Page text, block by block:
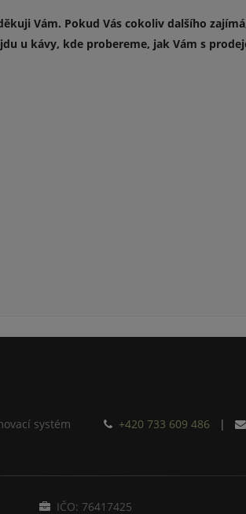
Vám. Pokud Vás cokoliv dalšího
u kávy, kde probereme, jak Vám s
systém +420 733 609 486 |
IČO: 76417425